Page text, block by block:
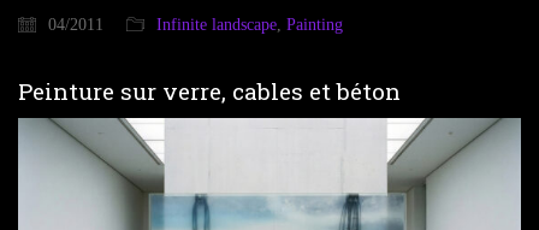
04/2011 Infinite landscape, Painting
Peinture sur verre, cables et béton